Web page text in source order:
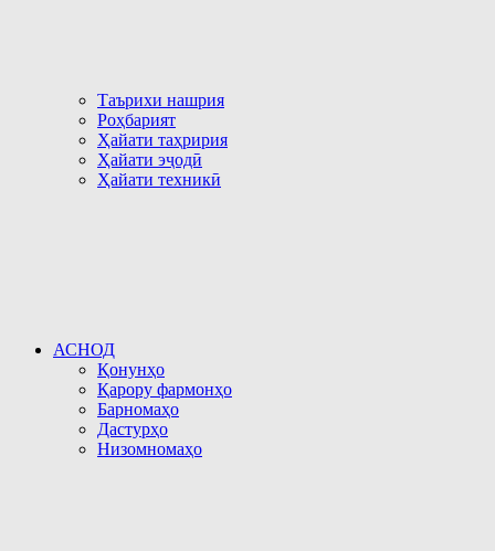
Таърихи нашрия
Роҳбарият
Ҳайати таҳририя
Ҳайати эҷодӣ
Ҳайати техникӣ
АСНОД
Қонунҳо
Қарору фармонҳо
Барномаҳо
Дастурҳо
Низомномаҳо